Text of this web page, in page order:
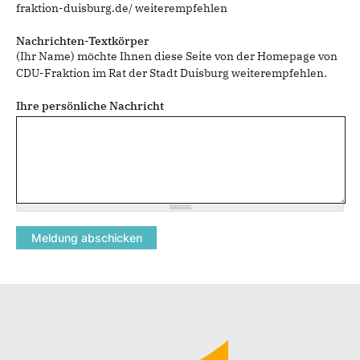
fraktion-duisburg.de/ weiterempfehlen
Nachrichten-Textkörper
(Ihr Name) möchte Ihnen diese Seite von der Homepage von
CDU-Fraktion im Rat der Stadt Duisburg weiterempfehlen.
Ihre persönliche Nachricht